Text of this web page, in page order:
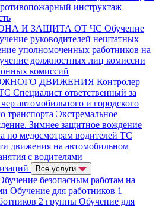
инструктаж
И ЗАЩИТА ОТ ЧС Обучение
руководителей нештатных
уполномоченных работников на
должностных лиц комиссии
комиссий
ДВИЖЕНИЯ Контролер
Специалист ответственный за
автомобильного и городского
транспорта Экстремальное
Зимнее защитное вождение
по медосмотрам водителей ТС
движения на автомобильном
с водителями
Все услуги
безопасным работам на
Обучение для работников 1
2 группы Обучение для